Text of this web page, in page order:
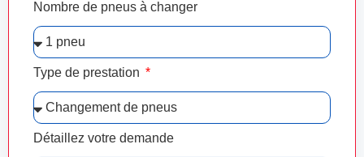
Nombre de pneus à changer
Type de prestation
Détaillez votre demande